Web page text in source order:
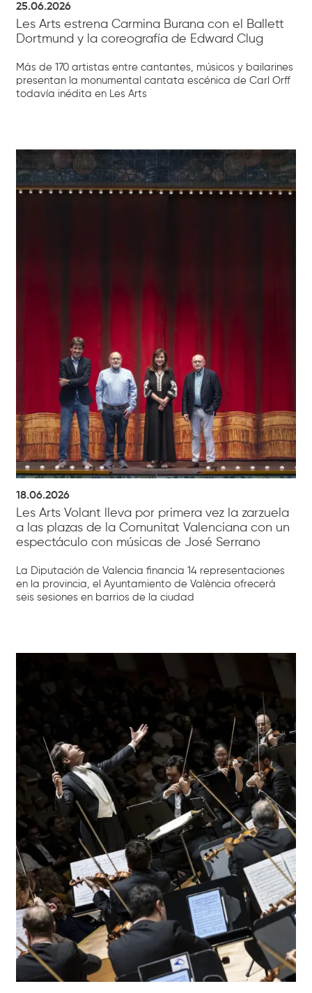
25.06.2026
Les Arts estrena Carmina Burana con el Ballett
Dortmund y la coreografía de Edward Clug
Más de 170 artistas entre cantantes, músicos y bailarines
presentan la monumental cantata escénica de Carl Orff
todavía inédita en Les Arts
18.06.2026
Les Arts Volant lleva por primera vez la zarzuela
a las plazas de la Comunitat Valenciana con un
espectáculo con músicas de José Serrano
La Diputación de Valencia financia 14 representaciones
en la provincia, el Ayuntamiento de València ofrecerá
seis sesiones en barrios de la ciudad